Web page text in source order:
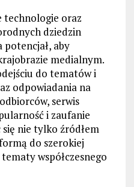
technologie oraz
dziedzin
potencjał, aby
medialnym.
do tematów i
odpowiadania na
serwis
i zaufanie
nie tylko źródłem
do szerokiej
współczesnego